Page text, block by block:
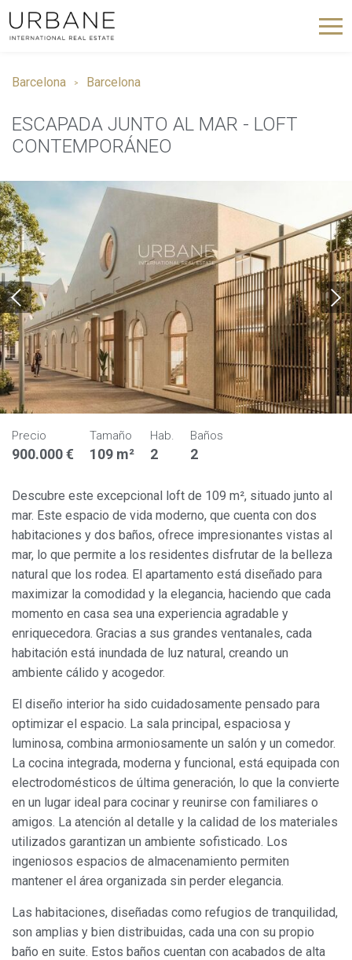
Barcelona Barcelona
ESCAPADA JUNTO AL MAR - LOFT
CONTEMPORÁNEO
Precio
900.000 €
Tamaño
109 m²
Hab.
2
Baños
2
Descubre este excepcional loft de 109 m², situado junto al
mar. Este espacio de vida moderno, que cuenta con dos
habitaciones y dos baños, ofrece impresionantes vistas al
mar, lo que permite a los residentes disfrutar de la belleza
natural que los rodea. El apartamento está diseñado para
maximizar la comodidad y la elegancia, haciendo que cada
momento en casa sea una experiencia agradable y
enriquecedora. Gracias a sus grandes ventanales, cada
habitación está inundada de luz natural, creando un
ambiente cálido y acogedor.
El diseño interior ha sido cuidadosamente pensado para
optimizar el espacio. La sala principal, espaciosa y
luminosa, combina armoniosamente un salón y un comedor.
La cocina integrada, moderna y funcional, está equipada con
electrodomésticos de última generación, lo que la convierte
en un lugar ideal para cocinar y reunirse con familiares o
amigos. La atención al detalle y la calidad de los materiales
utilizados garantizan un ambiente sofisticado. Los
ingeniosos espacios de almacenamiento permiten
mantener el área organizada sin perder elegancia.
Las habitaciones, diseñadas como refugios de tranquilidad,
son amplias y bien distribuidas, cada una con su propio
baño en suite. Estos baños cuentan con acabados de alta